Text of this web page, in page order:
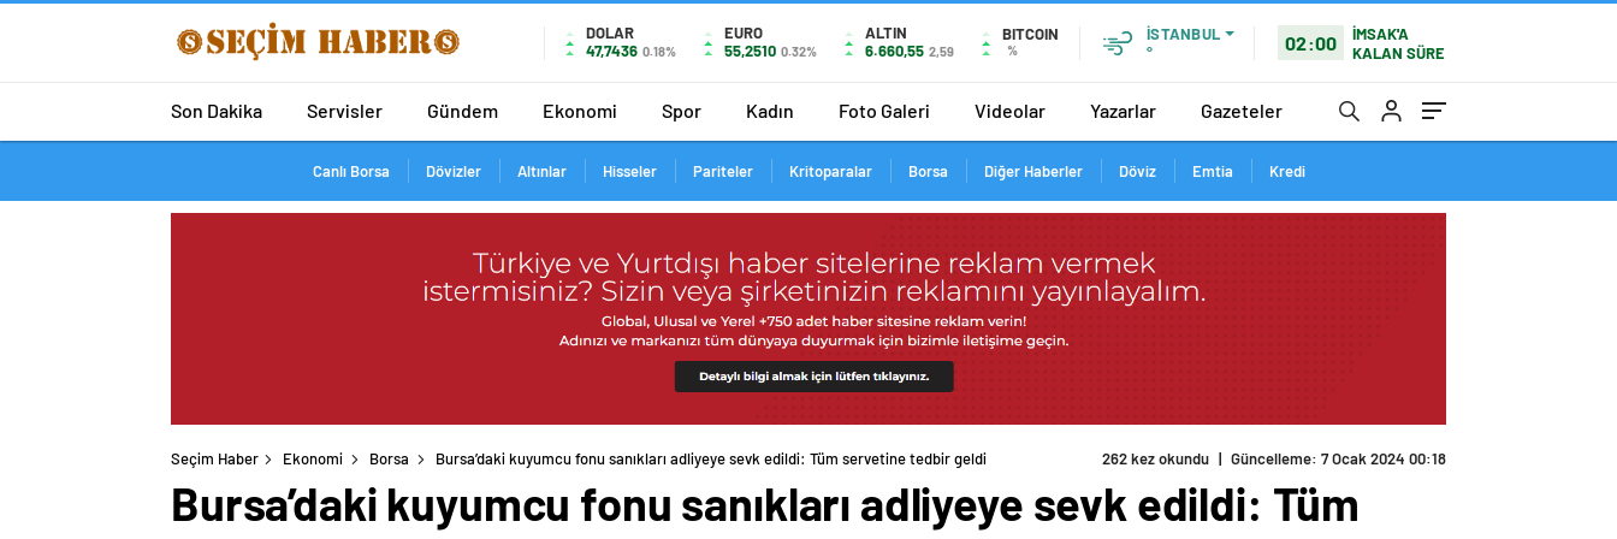
DOLAR
47,7436 0.18%
EURO
55,2510 0.32%
ALTIN
6.660,55 2,59
BITCOIN
%
İSTANBUL
°
02:00
İMSAK'A
KALAN SÜRE
Son Dakika Servisler Gündem Ekonomi Spor Kadın Foto Galeri Videolar Yazarlar Gazeteler
Canlı Borsa Dövizler Altınlar Hisseler Pariteler Kritoparalar Borsa Diğer Haberler Döviz Emtia Kredi
Seçim Haber Ekonomi Borsa Bursa’daki kuyumcu fonu sanıkları adliyeye sevk edildi: Tüm servetine tedbir geldi
Bursa’daki kuyumcu fonu sanıkları adliyeye sevk edildi: Tüm